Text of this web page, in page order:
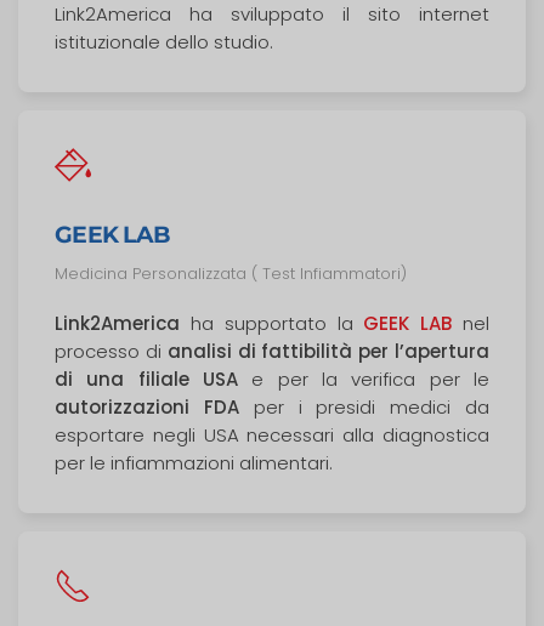
Link2America ha sviluppato il sito internet
istituzionale dello studio.
GEEK LAB
Medicina Personalizzata ( Test Infiammatori)
Link2America ha supportato la GEEK LAB nel
processo di analisi di fattibilità per l’apertura
di una filiale USA e per la verifica per le
autorizzazioni FDAper i presidi medici da
esportare negli USA necessari alla diagnostica
per le infiammazioni alimentari.